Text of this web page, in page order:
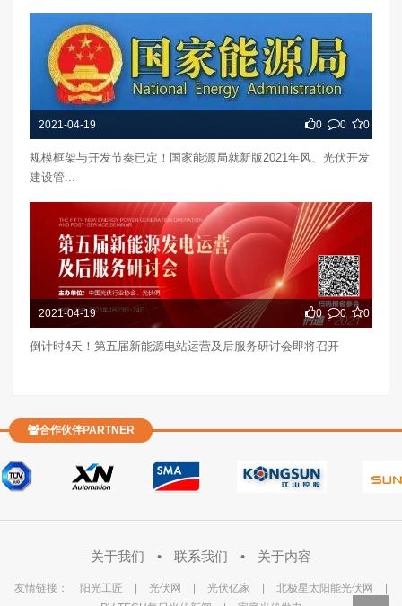
2021-04-19 0 0 0
规模框架与开发节奏已定！国家能源局就新版2021年风、光伏开发
建设管...
2021-04-19 0 0 0
倒计时4天！第五届新能源电站运营及后服务研讨会即将召开
合作伙伴PARTNER
关于我们 • 联系我们 • 关于内容
友情链接： 阳光工匠 光伏网 光伏亿家 北极星太阳能光伏网